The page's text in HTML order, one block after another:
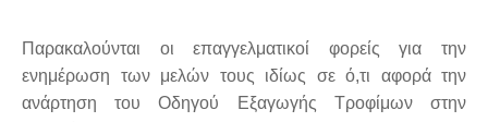
Παρακαλούνται οι επαγγελματικοί φορείς για την
ενημέρωση των μελών τους ιδίως σε ό,τι αφορά την
ανάρτηση του Οδηγού Εξαγωγής Τροφίμων στην